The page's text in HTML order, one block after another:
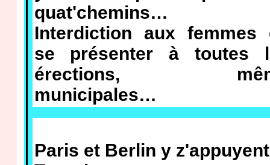
quat'chemins…
Interdiction aux femmes
se présenter à toutes
érections,
municipales…
Paris et Berlin y